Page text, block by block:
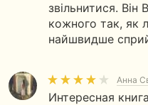
звільнитися.
кожного так, як
найшвидше
Анна
Интересная